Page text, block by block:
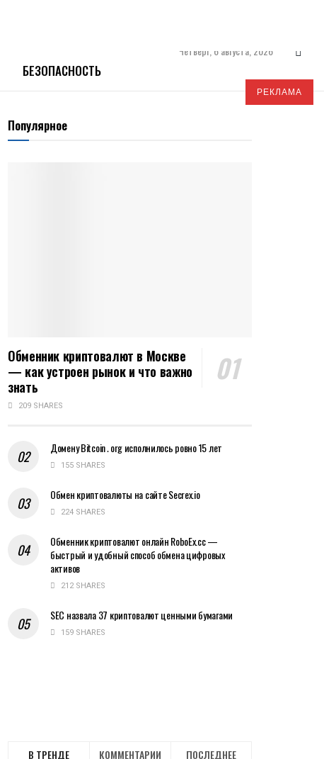
БЕЗОПАСНОСТЬ
Четверг, 6 августа, 2026
РЕКЛАМА
Популярное
Обменник криптовалют в Москве
— как устроен рынок и что важно
знать
209 SHARES
Домену Bitcoin․org исполнилось ровно 15 лет
155 SHARES
Обмен криптовалюты на сайте Secrex.io
224 SHARES
Обменник криптовалют онлайн RoboEx.cc —
быстрый и удобный способ обмена цифровых
активов
212 SHARES
SEC назвала 37 криптовалют ценными бумагами
159 SHARES
В ТРЕНДЕ КОММЕНТАРИИ ПОСЛЕДНЕЕ